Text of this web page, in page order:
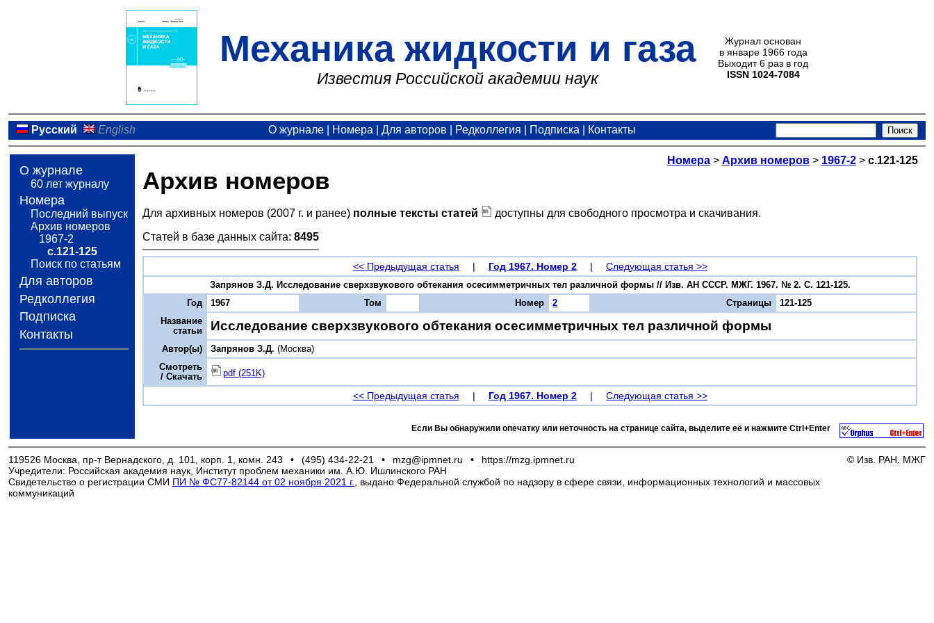
Механика жидкости и газа
Известия Российской академии наук
Журнал основан
в январе 1966 года
Выходит 6 раз в год
ISSN 1024-7084
Русский English О журнале Номера Для авторов Редколлегия Подписка Контакты
О журнале
60 лет журналу
Номера
Последний выпуск
Архив номеров
1967-2
с.121-125
Поиск по статьям
Для авторов
Редколлегия
Подписка
Контакты
Номера> Архив номеров> 1967-2> с.121-125
Архив номеров
Для архивных номеров (2007 г. и ранее) полные тексты статей
доступны для свободного просмотра и скачивания.
Статей в базе данных сайта: 8495
<< Предыдущая статья | Год 1967. Номер 2 | Следующая статья >>
Запрянов З.Д. Исследование сверхзвукового обтекания осесимметричных тел различной формы // Изв. АН СССР. МЖГ. 1967. № 2. С. 121-125.
Год
1967 Том Номер 2 Страницы
121-125
Название
статьи
Исследование сверхзвукового обтекания осесимметричных тел различной формы
Автор(ы) Запрянов З.Д. (Москва)
Смотреть
/ Скачать
pdf (251K)
<< Предыдущая статья | Год 1967. Номер 2 | Следующая статья >>
Если Вы обнаружили опечатку или неточность на странице сайта, выделите её и нажмите Ctrl+Enter
119526 Москва, пр-т Вернадского, д. 101, корп. 1, комн. 243 • (495) 434-22-21 • mzg@ipmnet.ru •
https://mzg.ipmnet.ru
Учредители: Российская академия наук, Институт проблем механики им. А.Ю. Ишлинского РАН
Свидетельство о регистрации СМИ ПИ № ФС77-82144 от 02 ноября 2021 г.
, выдано Федеральной службой по надзору в сфере связи, информационных технологий и массовых
коммуникаций
© Изв. РАН. МЖГ